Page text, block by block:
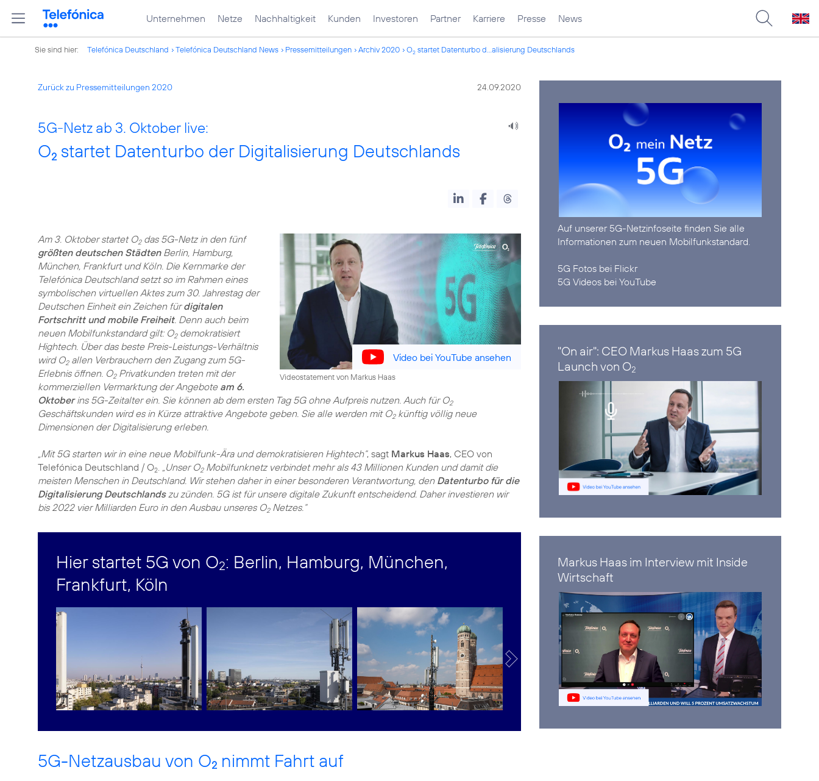
Unternehmen Netze Nachhaltigkeit Kunden Investoren Partner Karriere Presse News
Sie sind hier: Telefónica Deutschland Telefónica Deutschland News Pressemitteilungen Archiv 2020 O2 startet Datenturbo d...alisierung Deutschlands
Zurück zu Pressemitteilungen 2020 24.09.2020
5G-Netz ab 3. Oktober live:
O2 startet Datenturbo der Digitalisierung Deutschlands
Video bei YouTube ansehen
Videostatement von Markus Haas
Am 3. Oktober startet O2das 5G-Netz in den fünf
größten deutschen StädtenBerlin, Hamburg,
München, Frankfurt und Köln. Die Kernmarke der
Telefónica Deutschland setzt so im Rahmen eines
symbolischen virtuellen Aktes zum 30. Jahrestag der
Deutschen Einheit ein Zeichen fürdigitalen
Fortschritt und mobile Freiheit. Denn auch beim
neuen Mobilfunkstandard gilt: O2demokratisiert
Hightech. Über das beste Preis-Leistungs-Verhältnis
wird O2allen Verbrauchern den Zugang zum 5G-
Erlebnis öffnen. O2Privatkunden treten mit der
kommerziellen Vermarktung der Angebote am 6.
Oktoberins 5G-Zeitalter ein. Sie können ab dem ersten Tag 5G ohne Aufpreis nutzen. Auch für O2
Geschäftskunden wird es in Kürze attraktive Angebote geben. Sie alle werden mit O2künftig völlig neue
Dimensionen der Digitalisierung erleben.
„Mit 5G starten wir in eine neue Mobilfunk-Ära und demokratisieren Hightech“, sagt Markus Haas, CEO von
Telefónica Deutschland / O2. „Unser O2Mobilfunknetz verbindet mehr als 43 Millionen Kunden und damit die
meisten Menschen in Deutschland. Wir stehen daher in einer besonderen Verantwortung, den Datenturbo für die
Digitalisierung Deutschlandszu zünden. 5G ist für unsere digitale Zukunft entscheidend. Daher investieren wir
bis 2022 vier Milliarden Euro in den Ausbau unseres O2Netzes.“
Hier startet 5G von O2: Berlin, Hamburg, München,
Frankfurt, Köln
5G-Netzausbau von O2 nimmt Fahrt auf
Auf unserer 5G-Netzinfoseite finden Sie alle
Informationen zum neuen Mobilfunkstandard.
5G Fotos bei Flickr
5G Videos bei YouTube
"On air": CEO Markus Haas zum 5G
Launch von O2
Markus Haas im Interview mit Inside
Wirtschaft